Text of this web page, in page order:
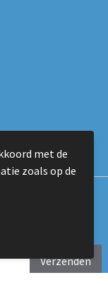
Verzenden
met de
zoals op de